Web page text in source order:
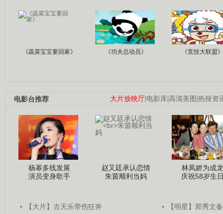
《蔬菜宝宝要回家》 《功夫总动员》 《竞技大联盟》
大片放映厅|电影库|高清美图 |热辣资
电影台推荐
杨幂多线发展
演员变身歌手
赵又廷承认恋情
朱茵顺利当妈
林凤娇为成龙
庆祝58岁生
【大片】古天乐带伤狂奔
【明星】郑秀文